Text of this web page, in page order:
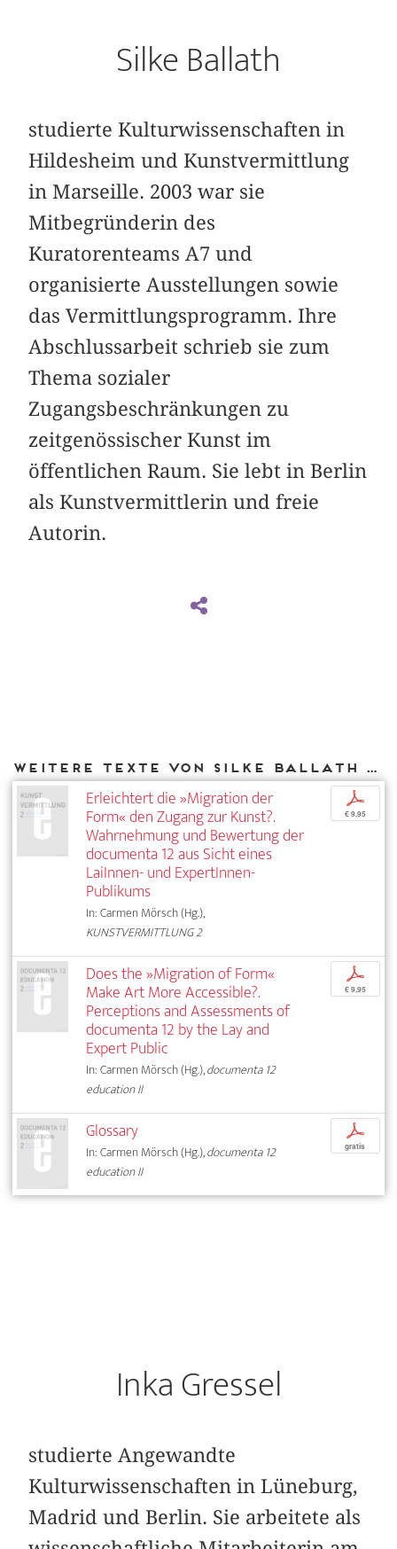
Silke Ballath
studierte Kulturwissenschaften in
Hildesheim und Kunstvermittlung
in Marseille. 2003 war sie
Mitbegründerin des
Kuratorenteams A7 und
organisierte Ausstellungen sowie
das Vermittlungsprogramm. Ihre
Abschlussarbeit schrieb sie zum
Thema sozialer
Zugangsbeschränkungen zu
zeitgenössischer Kunst im
öffentlichen Raum. Sie lebt in Berlin
als Kunstvermittlerin und freie
Autorin.
Weitere Texte von Silke Ballath bei DIAPHANES
Erleichtert die »Migration der
Form« den Zugang zur Kunst?.
Wahrnehmung und Bewertung der
documenta 12 aus Sicht eines
LaiInnen- und ExpertInnen-
Publikums
In: Carmen Mörsch (Hg.),
KUNSTVERMITTLUNG 2
p
€ 9,95
Does the »Migration of Form«
Make Art More Accessible?.
Perceptions and Assessments of
documenta 12 by the Lay and
Expert Public
In: Carmen Mörsch (Hg.),documenta 12
education II
p
€ 9,95
Glossary
In: Carmen Mörsch (Hg.),documenta 12
education II
p
gratis
Inka Gressel
studierte Angewandte
Kulturwissenschaften in Lüneburg,
Madrid und Berlin. Sie arbeitete als